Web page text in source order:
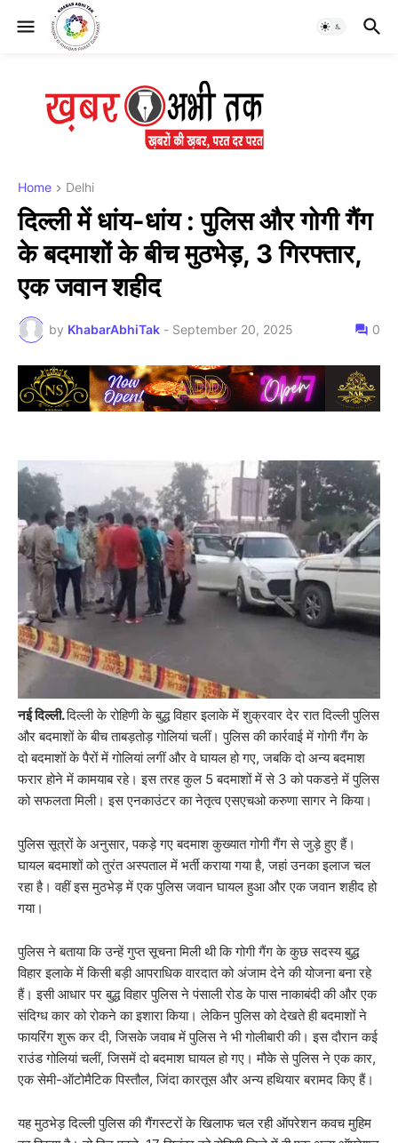
Home Delhi
दिल्ली में धांय-धांय : पुलिस और गोगी गैंग
के बदमाशों के बीच मुठभेड़, 3 गिरफ्तार,
एक जवान शहीद
by KhabarAbhiTak - September 20, 2025 0
नई दिल्ली.दिल्ली के रोहिणी के बुद्ध विहार इलाके में शुक्रवार देर रात दिल्ली पुलिस
और बदमाशों के बीच ताबड़तोड़ गोलियां चलीं। पुलिस की कार्रवाई में गोगी गैंग के
दो बदमाशों के पैरों में गोलियां लगीं और वे घायल हो गए, जबकि दो अन्य बदमाश
फरार होने में कामयाब रहे। इस तरह कुल 5 बदमाशों में से 3 को पकडऩे में पुलिस
को सफलता मिली। इस एनकाउंटर का नेतृत्व एसएचओ करुणा सागर ने किया।
पुलिस सूत्रों के अनुसार, पकड़े गए बदमाश कुख्यात गोगी गैंग से जुड़े हुए हैं।
घायल बदमाशों को तुरंत अस्पताल में भर्ती कराया गया है, जहां उनका इलाज चल
रहा है। वहीं इस मुठभेड़ में एक पुलिस जवान घायल हुआ और एक जवान शहीद हो
गया।
पुलिस ने बताया कि उन्हें गुप्त सूचना मिली थी कि गोगी गैंग के कुछ सदस्य बुद्ध
विहार इलाके में किसी बड़ी आपराधिक वारदात को अंजाम देने की योजना बना रहे
हैं। इसी आधार पर बुद्ध विहार पुलिस ने पंसाली रोड के पास नाकाबंदी की और एक
संदिग्ध कार को रोकने का इशारा किया। लेकिन पुलिस को देखते ही बदमाशों ने
फायरिंग शुरू कर दी, जिसके जवाब में पुलिस ने भी गोलीबारी की। इस दौरान कई
राउंड गोलियां चलीं, जिसमें दो बदमाश घायल हो गए। मौके से पुलिस ने एक कार,
एक सेमी-ऑटोमैटिक पिस्तौल, जिंदा कारतूस और अन्य हथियार बरामद किए हैं।
यह मुठभेड़ दिल्ली पुलिस की गैंगस्टरों के खिलाफ चल रही ऑपरेशन कवच मुहिम